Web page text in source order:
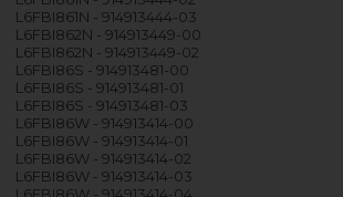
L6FBI861N - 914913444-03
L6FBI862N - 914913449-00
L6FBI862N - 914913449-02
L6FBI86S - 914913481-00
L6FBI86S - 914913481-01
L6FBI86S - 914913481-03
L6FBI86W - 914913414-00
L6FBI86W - 914913414-01
L6FBI86W - 914913414-02
L6FBI86W - 914913414-03